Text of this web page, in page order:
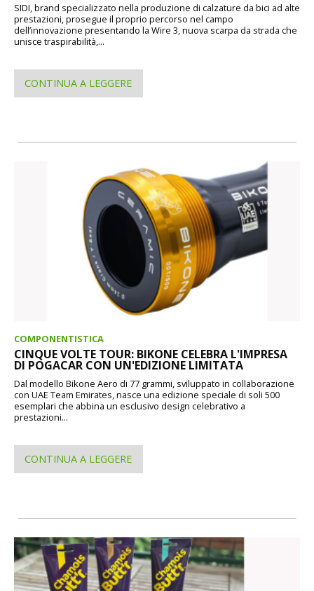
SIDI, brand specializzato nella produzione di calzature da bici ad alte
prestazioni, prosegue il proprio percorso nel campo
dell’innovazione presentando la Wire 3, nuova scarpa da strada che
unisce traspirabilità,...
CONTINUA A LEGGERE
COMPONENTISTICA
CINQUE VOLTE TOUR: BIKONE CELEBRA L'IMPRESA
DI POGACAR CON UN'EDIZIONE LIMITATA
Dal modello Bikone Aero di 77 grammi, sviluppato in collaborazione
con UAE Team Emirates, nasce una edizione speciale di soli 500
esemplari che abbina un esclusivo design celebrativo a
prestazioni...
CONTINUA A LEGGERE